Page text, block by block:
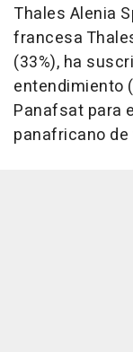
Thales Alenia
francesa
(33%), ha
entendimiento
Panafsat para
panafricano